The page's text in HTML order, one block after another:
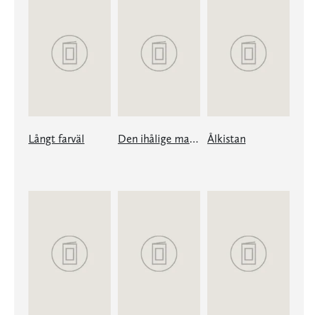
Långt farväl Den ihålige mannen Ålkistan